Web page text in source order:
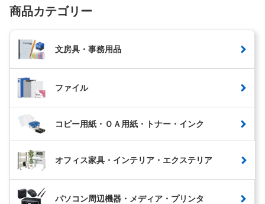
商品カテゴリー
文房具・事務用品
ファイル
コピー用紙・ＯＡ用紙・トナー・インク
オフィス家具・インテリア・エクステリア
パソコン周辺機器・メディア・プリンタ